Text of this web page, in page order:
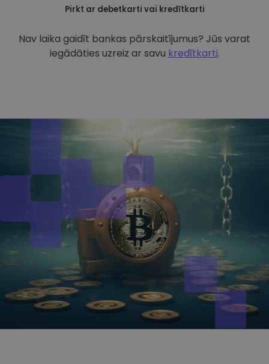
Pirkt ar debetkarti vai kredītkarti
Nav laika gaidīt bankas pārskaitījumus? Jūs varat
iegādāties uzreiz ar savu kredītkarti.